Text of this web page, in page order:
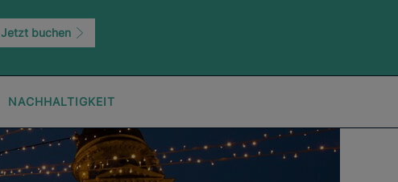
Jetzt buchen
NACHHALTIGKEIT